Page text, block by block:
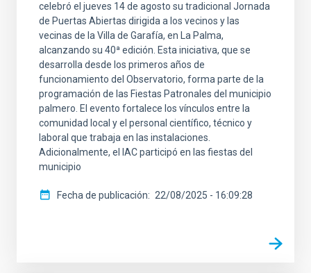
celebró el jueves 14 de agosto su tradicional Jornada
de Puertas Abiertas dirigida a los vecinos y las
vecinas de la Villa de Garafía, en La Palma,
alcanzando su 40ª edición. Esta iniciativa, que se
desarrolla desde los primeros años de
funcionamiento del Observatorio, forma parte de la
programación de las Fiestas Patronales del municipio
palmero. El evento fortalece los vínculos entre la
comunidad local y el personal científico, técnico y
laboral que trabaja en las instalaciones.
Adicionalmente, el IAC participó en las fiestas del
municipio
Fecha de publicación 22/08/2025 - 16:09:28